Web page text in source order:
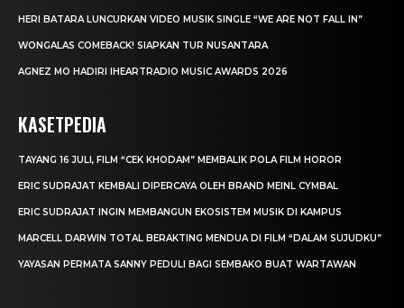
HERI BATARA LUNCURKAN VIDEO MUSIK SINGLE “WE ARE NOT FALL IN”
WONGALAS COMEBACK! SIAPKAN TUR NUSANTARA
AGNEZ MO HADIRI IHEARTRADIO MUSIC AWARDS 2026
KASETPEDIA
TAYANG 16 JULI, FILM “CEK KHODAM” MEMBALIK POLA FILM HOROR
ERIC SUDRAJAT KEMBALI DIPERCAYA OLEH BRAND MEINL CYMBAL
ERIC SUDRAJAT INGIN MEMBANGUN EKOSISTEM MUSIK DI KAMPUS
MARCELL DARWIN TOTAL BERAKTING MENDUA DI FILM “DALAM SUJUDKU”
YAYASAN PERMATA SANNY PEDULI BAGI SEMBAKO BUAT WARTAWAN